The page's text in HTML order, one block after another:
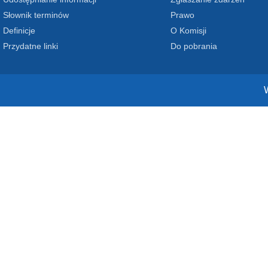
Słownik terminów
Definicje
Przydatne linki
Prawo
O Komisji
Do pobrania